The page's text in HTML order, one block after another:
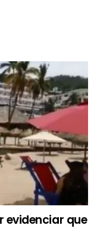
evidenciar que